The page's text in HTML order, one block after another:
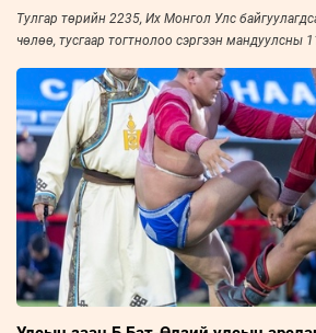
Тулгар төрийн 2235, Их Монгол Улс
чөлөө, тусгаар тогтнолоо сэргээн мандуулсны
наймын даваа Төв цэнгэлдэх хүрээлэнд
өндөрлөлөө.